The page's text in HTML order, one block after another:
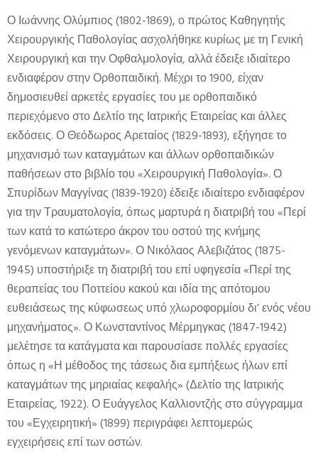
Ο Ιωάννης Ολύμπιος (1802-1869), ο πρώτος Καθηγητής
Χειρουργικής Παθολογίας ασχολήθηκε κυρίως με τη Γενική
Χειρουργική και την Οφθαλμολογία, αλλά έδειξε ιδιαίτερο
ενδιαφέρον στην Ορθοπαιδική. Μέχρι το 1900, είχαν
δημοσιευθεί αρκετές εργασίες του με ορθοπαιδικό
περιεχόμενο στο Δελτίο της Ιατρικής Εταιρείας και άλλες
εκδόσεις. Ο Θεόδωρος Αρεταίος (1829-1893), εξήγησε το
μηχανισμό των καταγμάτων και άλλων ορθοπαιδικών
παθήσεων στο βιβλίο του «Χειρουργική Παθολογία». Ο
Σπυρίδων Μαγγίνας (1839-1920) έδειξε ιδιαίτερο ενδιαφέρον
για την Τραυματολογία, όπως μαρτυρά η διατριβή του «Περί
των κατά το κατώτερο άκρον του οστού της κνήμης
γενόμενων καταγμάτων». Ο Νικόλαος Αλεβιζάτος (1875-
1945) υποστήριξε τη διατριβή του επί υφηγεσία «Περί της
θεραπείας του Ποττείου κακού και ιδία της απότομου
ευθειάσεως της κύφωσεως υπό χλωροφορμίου δι’ ενός νέου
μηχανήματος». Ο Κωνσταντίνος Μέρμηγκας (1847-1942)
μελέτησε τα κατάγματα και παρουσίασε πολλές εργασίες
όπως η «Η μέθοδος της τάσεως δια εμπήξεως ήλων επί
καταγμάτων της μηριαίας κεφαλής» (Δελτίο της Ιατρικής
Εταιρείας, 1922). Ο Ευάγγελος Καλλιοντζής στο σύγγραμμα
του «Εγχειρητική» (1899) περιγράφει λεπτομερώς
εγχειρήσεις επί των οστών.